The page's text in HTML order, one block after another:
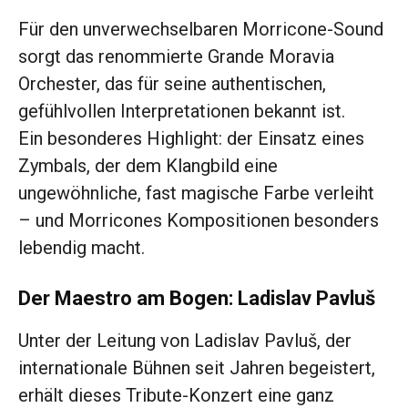
Für den unverwechselbaren Morricone-Sound
sorgt das renommierte Grande Moravia
Orchester, das für seine authentischen,
gefühlvollen Interpretationen bekannt ist.
Ein besonderes Highlight: der Einsatz eines
Zymbals, der dem Klangbild eine
ungewöhnliche, fast magische Farbe verleiht
– und Morricones Kompositionen besonders
lebendig macht.
Der Maestro am Bogen: Ladislav Pavluš
Unter der Leitung von Ladislav Pavluš, der
internationale Bühnen seit Jahren begeistert,
erhält dieses Tribute-Konzert eine ganz